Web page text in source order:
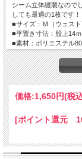
シーム立体縫製なので
しても最適の1枚です！
■サイズ：Ｍ（ウェスト
■平置き寸法：股上14
■素材：ポリエステル
■生地の伸び：普通、
価格:1,650円(税
[ポイント還元